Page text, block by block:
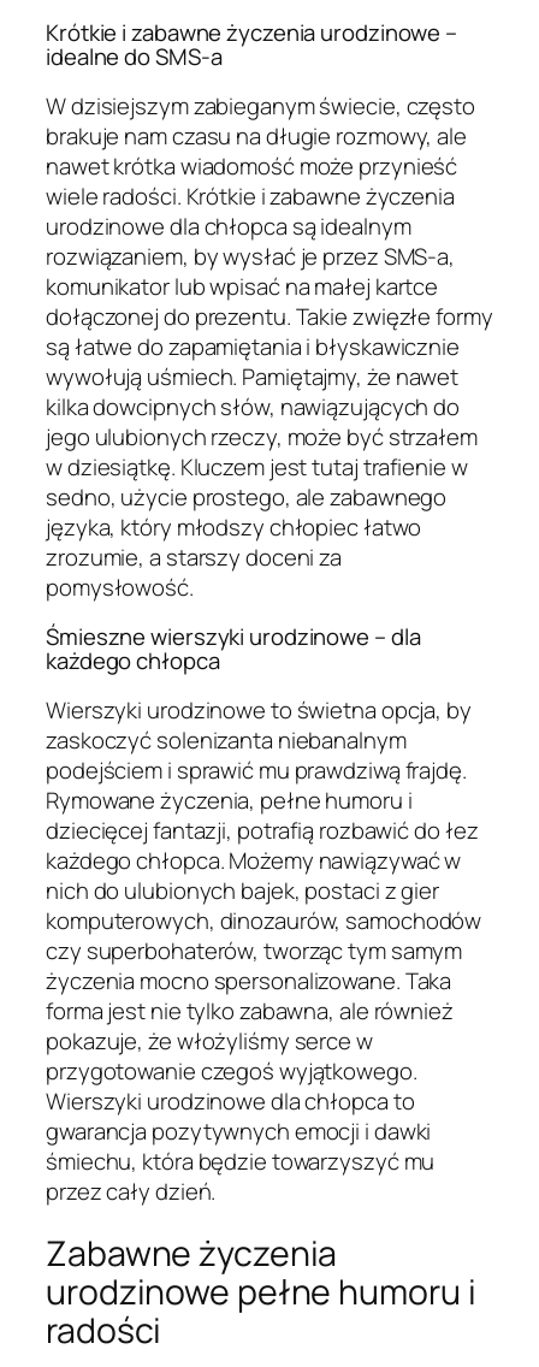
Krótkie i zabawne życzenia urodzinowe –
idealne do SMS-a
W dzisiejszym zabieganym świecie, często
brakuje nam czasu na długie rozmowy, ale
nawet krótka wiadomość może przynieść
wiele radości. Krótkie i zabawne życzenia
urodzinowe dla chłopca są idealnym
rozwiązaniem, by wysłać je przez SMS-a,
komunikator lub wpisać na małej kartce
dołączonej do prezentu. Takie zwięzłe formy
są łatwe do zapamiętania i błyskawicznie
wywołują uśmiech. Pamiętajmy, że nawet
kilka dowcipnych słów, nawiązujących do
jego ulubionych rzeczy, może być strzałem
w dziesiątkę. Kluczem jest tutaj trafienie w
sedno, użycie prostego, ale zabawnego
języka, który młodszy chłopiec łatwo
zrozumie, a starszy doceni za
pomysłowość.
Śmieszne wierszyki urodzinowe – dla
każdego chłopca
Wierszyki urodzinowe to świetna opcja, by
zaskoczyć solenizanta niebanalnym
podejściem i sprawić mu prawdziwą frajdę.
Rymowane życzenia, pełne humoru i
dziecięcej fantazji, potrafią rozbawić do łez
każdego chłopca. Możemy nawiązywać w
nich do ulubionych bajek, postaci z gier
komputerowych, dinozaurów, samochodów
czy superbohaterów, tworząc tym samym
życzenia mocno spersonalizowane. Taka
forma jest nie tylko zabawna, ale również
pokazuje, że włożyliśmy serce w
przygotowanie czegoś wyjątkowego.
Wierszyki urodzinowe dla chłopca to
gwarancja pozytywnych emocji i dawki
śmiechu, która będzie towarzyszyć mu
przez cały dzień.
Zabawne życzenia
urodzinowe pełne humoru i
radości